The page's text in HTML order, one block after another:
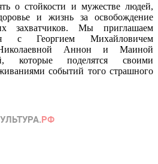
о стойкости и мужестве людей,
и жизнь за освобождение
захватчиков. Мы приглашаем
с Георгием Михайловичем
Аннон и Маиной
которые поделятся своими
событий того страшного